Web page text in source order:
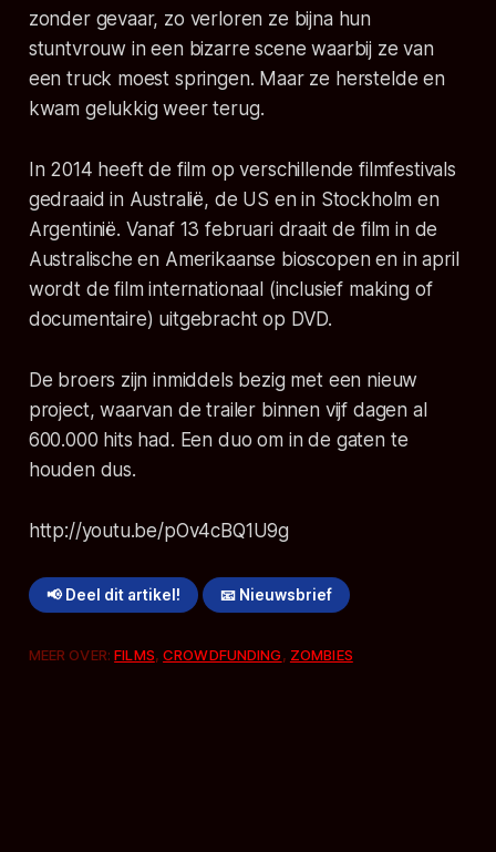
zonder gevaar, zo verloren ze bijna hun
stuntvrouw in een bizarre scene waarbij ze van
een truck moest springen. Maar ze herstelde en
kwam gelukkig weer terug.
In 2014 heeft de film op verschillende filmfestivals
gedraaid in Australië, de US en in Stockholm en
Argentinië. Vanaf 13 februari draait de film in de
Australische en Amerikaanse bioscopen en in april
wordt de film internationaal (inclusief making of
documentaire) uitgebracht op DVD.
De broers zijn inmiddels bezig met een nieuw
project, waarvan de trailer binnen vijf dagen al
600.000 hits had. Een duo om in de gaten te
houden dus.
http://youtu.be/pOv4cBQ1U9g
📢 Deel dit artikel! 📧 Nieuwsbrief
MEER OVER:FILMS,CROWDFUNDING, ZOMBIES